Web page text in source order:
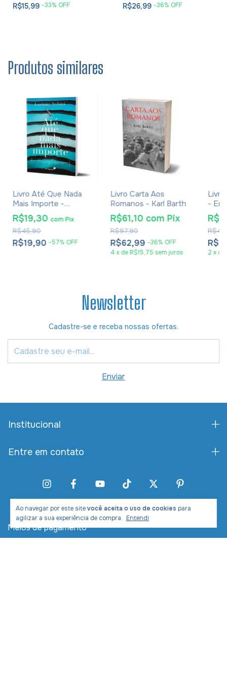
Ao navegar por este sitevocê aceita o uso de cookies para
agilizar a sua experiência de compra. Entendi
R$15,99 -33% OFF R$26,99 -36% OFF
Produtos similares
Livro Até Que Nada
Mais Importe -
Luciano Subirá
R$19,90 -57% OFF
R$45,90
R$19,30 com Pix
Livro Carta Aos
Romanos - Karl Barth
R$62,99 -36% OFF
R$97,90
R$61,10 com Pix
4 xdeR$15,75 sem juros
-
2 x de
Newsletter
Cadastre-se e receba nossas ofertas.
Institucional
Entre em contato
Meios de pagamento